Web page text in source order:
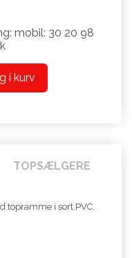
mobil: 30 20 98
i kurv
TOPSÆLGERE
topramme i sort PVC.